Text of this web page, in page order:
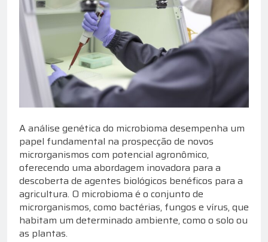
A análise genética do microbioma desempenha um
papel fundamental na prospecção de novos
microrganismos com potencial agronômico,
oferecendo uma abordagem inovadora para a
descoberta de agentes biológicos benéficos para a
agricultura. O microbioma é o conjunto de
microrganismos, como bactérias, fungos e vírus, que
habitam um determinado ambiente, como o solo ou
as plantas.